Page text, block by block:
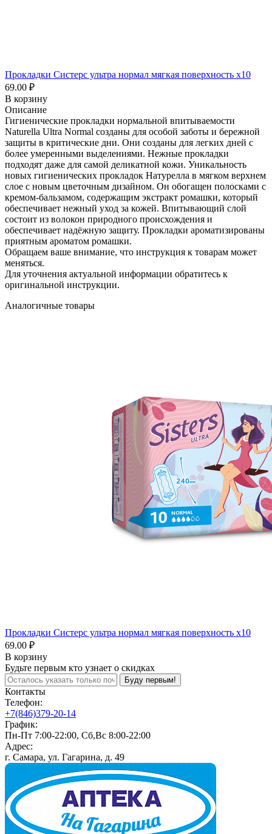
Прокладки Систерс ультра нормал мягкая поверхность x10
69.00 ₽
В корзину
Описание
Гигиенические прокладки нормальной впитываемости
Naturella Ultra Normal созданы для особой заботы и бережной
защиты в критические дни. Они созданы для легких дней с
более умеренными выделениями. Нежные прокладки
подходят даже для самой деликатной кожи. Уникальность
новых гигиенических прокладок Натурелла в мягком верхнем
слое с новым цветочным дизайном. Он обогащен полосками с
кремом-бальзамом, содержащим экстракт ромашки, который
обеспечивает нежный уход за кожей. Впитывающий слой
состоит из волокон природного происхождения и
обеспечивает надёжную защиту. Прокладки ароматизированы
приятным ароматом ромашки.
Обращаем ваше внимание, что инструкция к товарам может
меняться.
Для уточнения актуальной информации обратитесь к
оригинальной инструкции.
Аналогичные товары
Прокладки Систерс ультра нормал мягкая поверхность x10
69.00 ₽
В корзину
Будьте первым кто узнает о скидках
Буду первым!
Контакты
Телефон:
+7(846)379-20-14
График:
Пн-Пт 7:00-22:00, Сб,Вс 8:00-22:00
Адрес:
г. Самара, ул. Гагарина, д. 49